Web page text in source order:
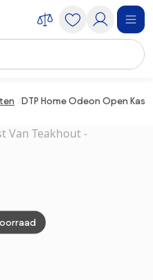
DTP Home Odeon Open